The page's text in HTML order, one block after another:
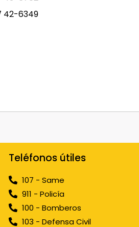
42-6349
Teléfonos útiles
107 - Same
911 - Policía
100 - Bomberos
103 - Defensa Civil